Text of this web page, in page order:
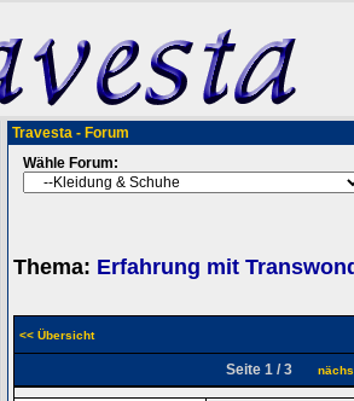
Travesta - Forum
Wähle Forum:
Thema: Erfahrung mit
<< Übersicht
Seite 1 / 3